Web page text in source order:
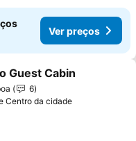
Ver preços
aos favoritos
Guest Cabin
6
Centro da cidade